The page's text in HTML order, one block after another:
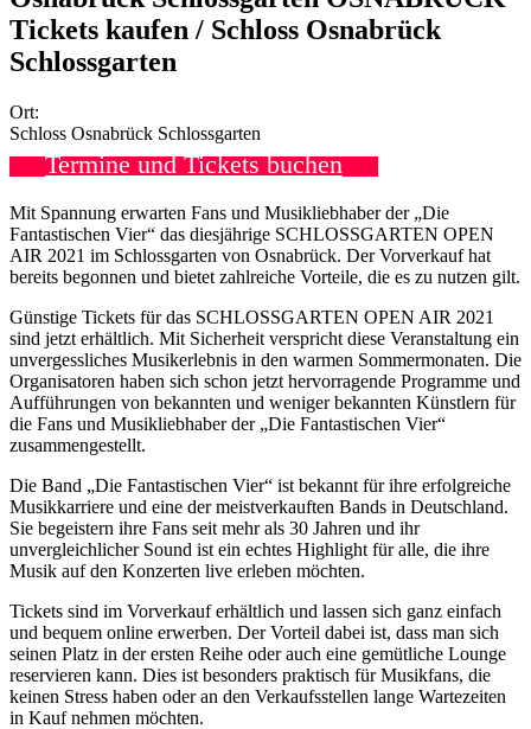
Tickets kaufen / Schloss Osnabrück
Schlossgarten
Ort:
Schloss Osnabrück Schlossgarten
Termine und Tickets buchen
Mit Spannung erwarten Fans und Musikliebhaber der „Die
Fantastischen Vier“ das diesjährige SCHLOSSGARTEN OPEN
AIR 2021 im Schlossgarten von Osnabrück. Der Vorverkauf hat
bereits begonnen und bietet zahlreiche Vorteile, die es zu nutzen gilt.
Günstige Tickets für das SCHLOSSGARTEN OPEN AIR 2021
sind jetzt erhältlich. Mit Sicherheit verspricht diese Veranstaltung ein
unvergessliches Musikerlebnis in den warmen Sommermonaten. Die
Organisatoren haben sich schon jetzt hervorragende Programme und
Aufführungen von bekannten und weniger bekannten Künstlern für
die Fans und Musikliebhaber der „Die Fantastischen Vier“
zusammengestellt.
Die Band „Die Fantastischen Vier“ ist bekannt für ihre erfolgreiche
Musikkarriere und eine der meistverkauften Bands in Deutschland.
Sie begeistern ihre Fans seit mehr als 30 Jahren und ihr
unvergleichlicher Sound ist ein echtes Highlight für alle, die ihre
Musik auf den Konzerten live erleben möchten.
Tickets sind im Vorverkauf erhältlich und lassen sich ganz einfach
und bequem online erwerben. Der Vorteil dabei ist, dass man sich
seinen Platz in der ersten Reihe oder auch eine gemütliche Lounge
reservieren kann. Dies ist besonders praktisch für Musikfans, die
keinen Stress haben oder an den Verkaufsstellen lange Wartezeiten
in Kauf nehmen möchten.